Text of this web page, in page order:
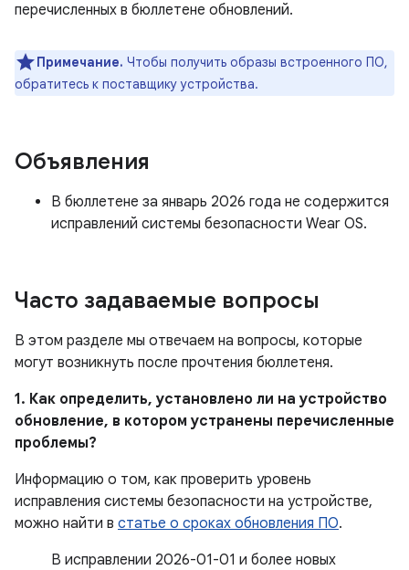
перечисленных в бюллетене обновлений.
Примечание. Чтобы получить образы встроенного ПО,
обратитесь к поставщику устройства.
Объявления
В бюллетене за январь 2026 года не содержится
исправлений системы безопасности Wear OS.
Часто задаваемые вопросы
В этом разделе мы отвечаем на вопросы, которые
могут возникнуть после прочтения бюллетеня.
1. Как определить, установлено ли на устройство
обновление, в котором устранены перечисленные
проблемы?
Информацию о том, как проверить уровень
исправления системы безопасности на устройстве,
можно найти в статье о сроках обновления ПО.
В исправлении 2026-01-01 и более новых